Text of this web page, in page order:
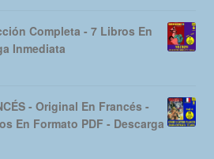
Completa - 7 Libros En
Inmediata
- Original En Francés -
En Formato PDF - Descarga